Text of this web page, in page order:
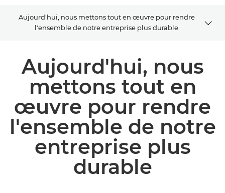
Aujourd'hui, nous mettons tout en œuvre pour rendre
l'ensemble de notre entreprise plus durable
AVANTAGES
CYCLE DE VIE DE LA LIVRAISON
DÉVELOPPEMENT DURABLE
ARTICLES LIÉS
Aujourd'hui, nous
mettons tout en
œuvre pour rendre
l'ensemble de notre
entreprise plus
durable